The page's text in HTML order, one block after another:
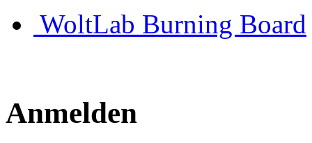
WoltLab Burning Board
Anmelden